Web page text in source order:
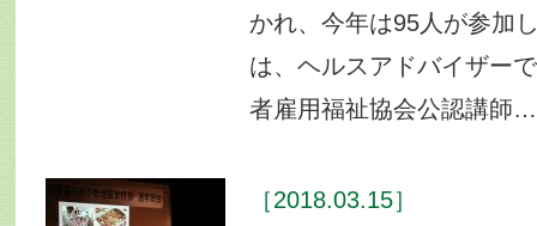
かれ、今年は95人が参
は、ヘルスアドバイザー
者雇用福祉協会公認講師…
［2018.03.15］